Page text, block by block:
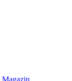
Magazin